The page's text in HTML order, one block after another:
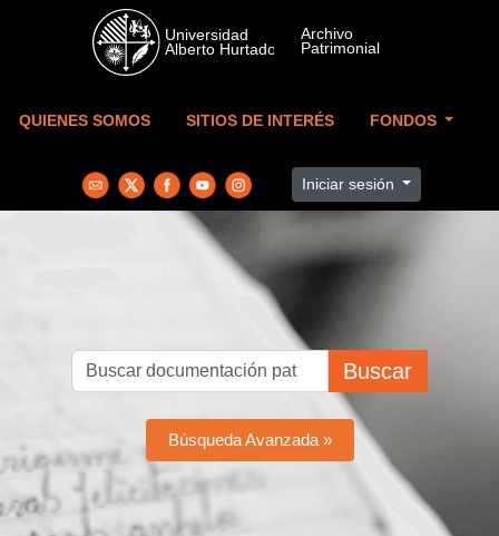
Skip to main content
QUIENES SOMOS SITIOS DE INTERÉS FONDOS
Iniciar sesión
Buscar
Búsqueda Avanzada »